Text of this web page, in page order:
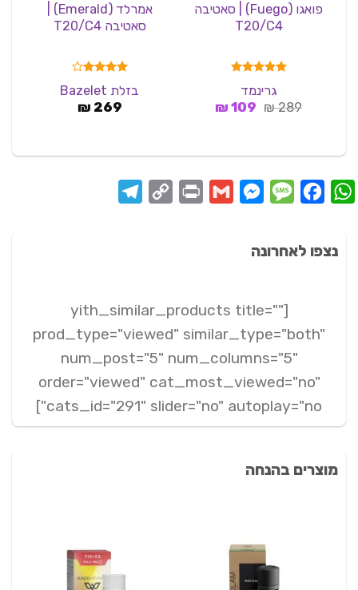
פואגו (Fuego) | סאטיבה
T20/C4
מתוך 5גרינמד
289
₪ המחיר
109
₪המחיר
אמרלד (Emerald) |
סאטיבה T20/C4
דורג
4.00
מתוך 5
בזלת Bazelet
269
₪
WhatsApp
Facebook
Message
Messenger
Gmail
Print
Copy
Telegram
נצפו לאחרונה
[yith_similar_products title=""
prod_type="viewed" similar_type="both"
num_post="5" num_columns="5"
order="viewed" cat_most_viewed="no"
cats_id="291" slider="no" autoplay="no"]
מוצרים בהנחה